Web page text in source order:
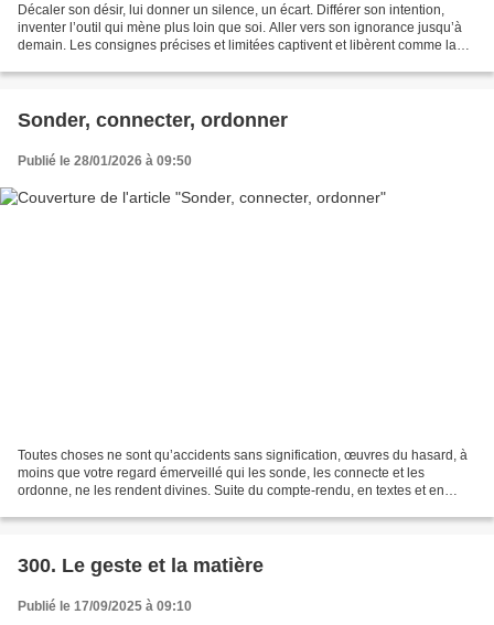
Décaler son désir, lui donner un silence, un écart. Différer son intention,
inventer l’outil qui mène plus loin que soi. Aller vers son ignorance jusqu’à
demain. Les consignes précises et limitées captivent et libèrent comme la
Sonder, connecter, ordonner
Publié le 28/01/2026 à 09:50
Toutes choses ne sont qu’accidents sans signification, œuvres du hasard, à
moins que votre regard émerveillé qui les sonde, les connecte et les
ordonne, ne les rendent divines. Suite du compte-rendu, en textes et en
300. Le geste et la matière
Publié le 17/09/2025 à 09:10